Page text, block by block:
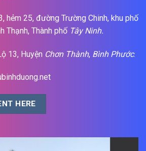
hẻm 25, đường Trường Chinh, khu phố
Thạnh, Thành phố Tây Ninh.
13, Huyện Chơn Thành, Bình Phước.
HERE